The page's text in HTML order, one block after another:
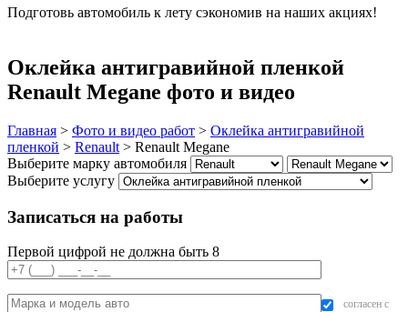
Подготовь автомобиль к лету сэкономив на наших акциях!
Оклейка антигравийной пленкой
Renault Megane фото и видео
Главная > Фото и видео работ > Оклейка антигравийной
пленкой > Renault > Renault Megane
Выберите марку автомобиля
Выберите услугу
Записаться на работы
Первой цифрой не должна быть 8
согласен с